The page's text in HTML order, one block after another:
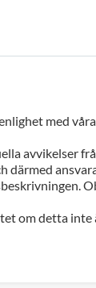
med
avvikelser
om detta